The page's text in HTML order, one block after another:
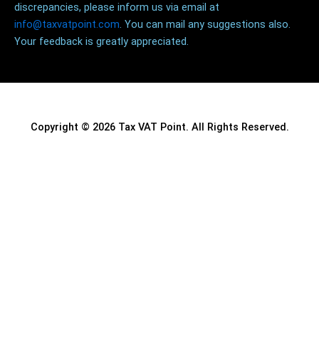
discrepancies, please inform us via email at
info@taxvatpoint.com. You can mail any suggestions also.
Your feedback is greatly appreciated.
Copyright © 2026 Tax VAT Point. All Rights Reserved.